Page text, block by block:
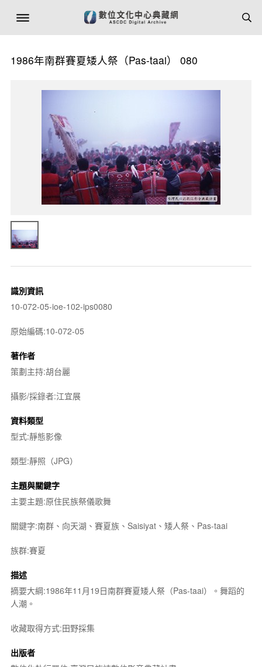
1986年南群賽夏矮人祭（Pas-taai） 080
識別資訊
10-072-05-ioe-102-ips0080
原始編碼:10-072-05
著作者
策劃主持:胡台麗
攝影/採錄者:江宜展
資料類型
型式:靜態影像
類型:靜照（JPG）
主題與關鍵字
主要主題:原住民族祭儀歌舞
關鍵字:南群、向天湖、賽夏族、Saisiyat、矮人祭、Pas-taai
族群:賽夏
描述
摘要大綱:1986年11月19日南群賽夏矮人祭（Pas-taai）。舞蹈的
人潮。
收藏取得方式:田野採集
出版者